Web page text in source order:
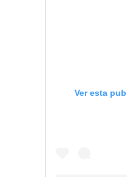
Ver esta